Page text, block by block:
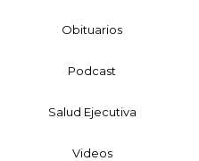
Obituarios
Podcast
Salud Ejecutiva
Videos